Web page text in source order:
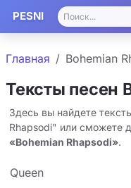
PESNI
Главная Bohemian
Тексты песен
Здесь вы найдете
Rhapsodi" или сможете
«Bohemian Rhapsodi».
Queen